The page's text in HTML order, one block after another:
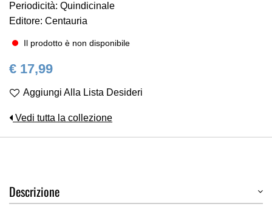
Periodicità: Quindicinale
Editore: Centauria
Il prodotto è non disponibile
€ 17,99
Aggiungi Alla Lista Desideri
Vedi tutta la collezione
Descrizione